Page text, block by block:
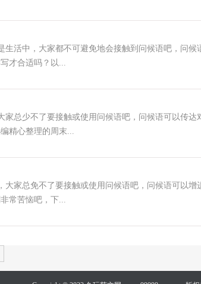
，大家都不可避免地会接触到问候语吧，问候
才合适吗？以...
不了要接触或使用问候语吧，问候语可以传达
精心整理的周末...
免不了要接触或使用问候语吧，问候语可以增
常苦恼吧，下...